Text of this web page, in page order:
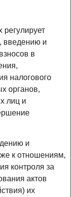
регулирует
введению и
в
налогового
органов,
лиц и
и
к отношениям,
контроля за
актов
их